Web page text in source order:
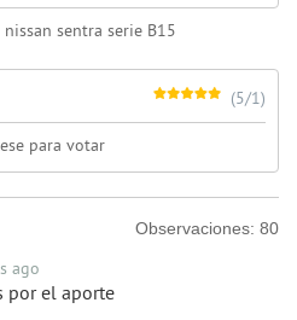
sentra serie B15
(5/1)
para votar
Observaciones: 80
ago
por el aporte